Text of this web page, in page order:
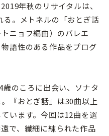
年秋のリサイタルは、
る。メトネルの「おとぎ話
ニョフ編曲）のバレエ
語性のある作品をプログ
歳のころに出会い、ソナタ
『おとぎ話』は30曲以上
います。今回は12曲を選
で、繊細に練られた作品